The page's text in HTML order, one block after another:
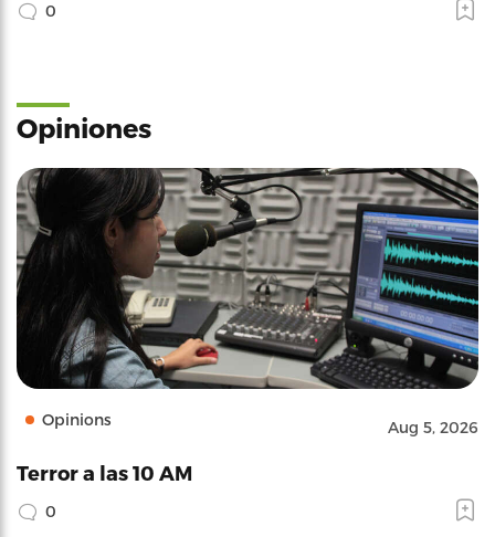
0
Opiniones
Opinions Aug 5, 2026
Terror a las 10 AM
0